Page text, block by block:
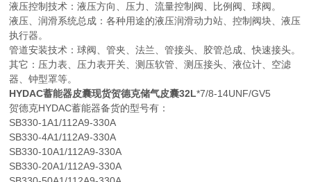
液压控制技术：液压方向、压力、流量控制阀、比例阀、球阀。
液压、润滑系统总成：各种用途的液压润滑动力站、控制阀块、液压
执行器。
管道安装技术：球阀、管夹、法兰、管接头、胶管总成、快速接头。
其它：压力表、压力表开关、测压软管、测压接头、液位计、空滤
器、钟型罩等。
HYDAC蓄能器皮囊现货贺德克储气皮囊32L*7/8-14UNF/GV5
贺德克HYDAC蓄能器备货的型号有：
SB330-1A1/112A9-330A
SB330-4A1/112A9-330A
SB330-10A1/112A9-330A
SB330-20A1/112A9-330A